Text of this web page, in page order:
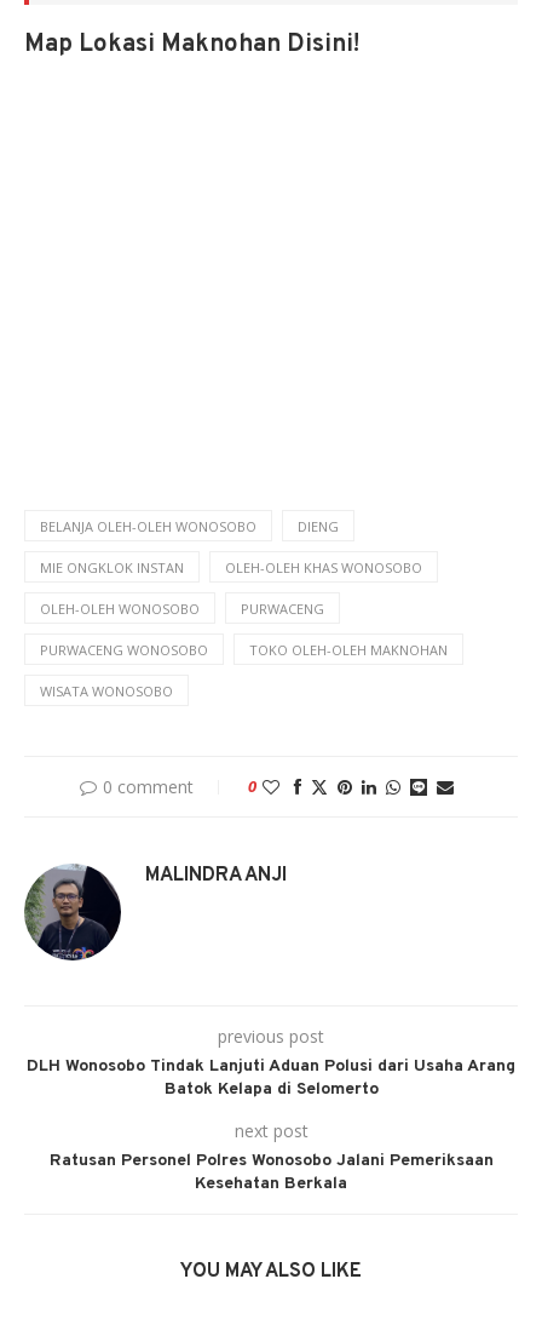
Map Lokasi Maknohan Disini!
BELANJA OLEH-OLEH WONOSOBO DIENG
MIE ONGKLOK INSTAN OLEH-OLEH KHAS WONOSOBO
OLEH-OLEH WONOSOBO PURWACENG
PURWACENG WONOSOBO TOKO OLEH-OLEH MAKNOHAN
WISATA WONOSOBO
0 comment 0
MALINDRA ANJI
previous post
DLH Wonosobo Tindak Lanjuti Aduan Polusi dari Usaha Arang
Batok Kelapa di Selomerto
next post
Ratusan Personel Polres Wonosobo Jalani Pemeriksaan
Kesehatan Berkala
YOU MAY ALSO LIKE